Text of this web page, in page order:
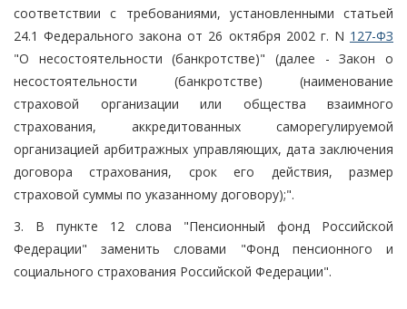
соответствии с требованиями, установленными статьей
24.1 Федерального закона от 26 октября 2002 г. N 127-ФЗ
"О несостоятельности (банкротстве)" (далее - Закон о
несостоятельности (банкротстве) (наименование
страховой организации или общества взаимного
страхования, аккредитованных саморегулируемой
организацией арбитражных управляющих, дата заключения
договора страхования, срок его действия, размер
страховой суммы по указанному договору);".
3. В пункте 12 слова "Пенсионный фонд Российской
Федерации" заменить словами "Фонд пенсионного и
социального страхования Российской Федерации".